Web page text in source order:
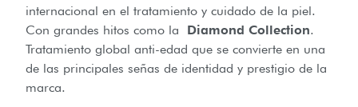
internacional en el tratamiento y cuidado de la piel.
Con grandes hitos como la Diamond Collection.
Tratamiento global anti-edad que se convierte en una
de las principales señas de identidad y prestigio de la
marca.